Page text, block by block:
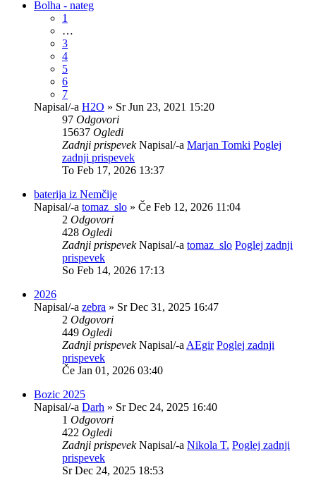
Bolha - nateg
1
…
3
4
5
6
7
Napisal/-a H2O » Sr Jun 23, 2021 15:20
97 Odgovori
15637 Ogledi
Zadnji prispevekNapisal/-a Marjan Tomki Poglej
zadnji prispevek
To Feb 17, 2026 13:37
baterija iz Nemčije
Napisal/-a tomaz_slo » Če Feb 12, 2026 11:04
2 Odgovori
428 Ogledi
Zadnji prispevekNapisal/-a tomaz_slo Poglej zadnji
prispevek
So Feb 14, 2026 17:13
2026
Napisal/-a zebra » Sr Dec 31, 2025 16:47
2 Odgovori
449 Ogledi
Zadnji prispevekNapisal/-a AEgir Poglej zadnji
prispevek
Če Jan 01, 2026 03:40
Bozic 2025
Napisal/-a Darh » Sr Dec 24, 2025 16:40
1 Odgovori
422 Ogledi
Zadnji prispevekNapisal/-a Nikola T. Poglej zadnji
prispevek
Sr Dec 24, 2025 18:53